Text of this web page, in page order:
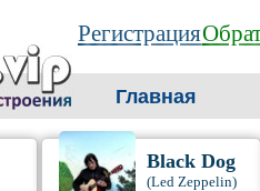
Регистрация
Главная
Black Dog
(Led Zeppelin)